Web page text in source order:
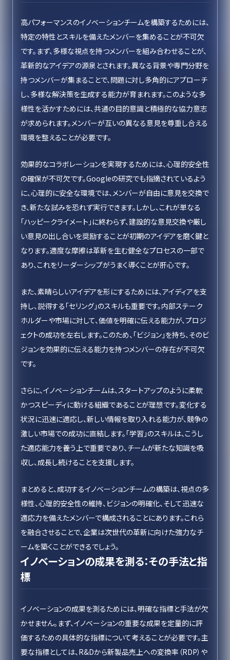
高パフォーマンスのイノベーションチームを構築するためには、
特定の特性とスキルを備えたメンバーを集めることが不可欠
です。まず、多様な視点を持つメンバーを組み合わせることが、
革新的なアイデアの源泉とされます。異なる背景や専門分野を
持つメンバーが集まることで、問題に対し多角的にアプローチ
し、多様な解決策を生成する能力が育まれます。このような多
様性を活かすためには、共通の目的意識と積極的な協力意志
が求められます。メンバーが互いの異なる意見を尊重し合える
環境を整えることが必要です。
効果的なコラボレーションを実現するためには、心理的安全性
の確保が不可欠です。Googleの研究でも指摘されているよう
に、心理的に安全な環境では、メンバーが自由に意見を交換で
き、新たな試みを恐れず実行できます。しかし、これが単なる
「ハッピークライメート」に終わらず、建設的な意見交換や厳し
い意見の出し合いを奨励することが初期のアイデアを磨く鍵と
なります。適度な摩擦は革新を生む健全なプロセスの一部で
あり、これをリーダーシップがうまく導くことが肝心です。
また、素晴らしいアイデアを形にするためには、アイディアを支
持し、説得する「セリング」のスキルも重要です。内部ステーク
ホルダーや市場に対して、価値を明確に伝える能力が、プロジ
ェクトの成功を左右します。このため、「ビジョン」を持ち、そのビ
ジョンを効果的に伝える能力を持つメンバーの存在が不可欠
です。
さらに、イノベーションチームは、スタートアップのように柔軟
かつスピーディに動ける組織であることが理想です。変化する
状況に迅速に適応し、新しい情報を取り入れる能力が、競争の
激しい市場での成功に直結します。「学習」のスキルは、こうし
た適応能力を養う上で重要であり、チームが新たな知識を吸
収し、成長し続けることを支援します。
まとめると、成功するイノベーションチームの構築は、視点の多
様性、心理的安全性の維持、ビジョンの明確化、そして迅速な
適応力を備えたメンバーで構成されることにあります。これら
を融合させることで、企業は次世代の革新に向けた強力なチ
ームを築くことができるでしょう。
イノベーションの成果を測る：その手法と指
標
イノベーションの成果を測るためには、明確な指標と手法が欠
かせません。まず、イノベーションの重要な成果を定量的に評
価するための具体的な指標について考えることが必要です。主
要な指標としては、R&Dから新製品売上への変換率（RDP）や